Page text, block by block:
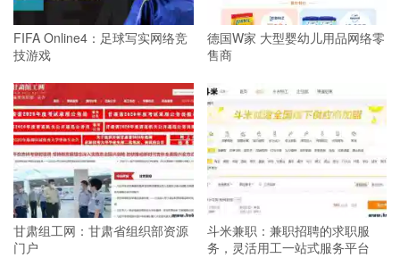
FIFA Online4：足球写实网络竞
技游戏
德国W家 大型婴幼儿用品网络零
售商
甘肃组工网：甘肃省组织部资源
门户
斗米兼职：兼职招聘的求职服
务，灵活用工一站式服务平台